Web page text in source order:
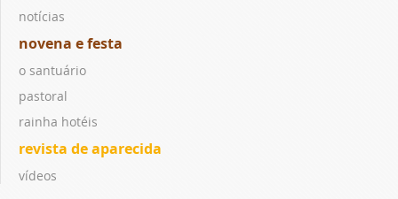
notícias
novena e festa
o santuário
pastoral
rainha hotéis
revista de aparecida
vídeos